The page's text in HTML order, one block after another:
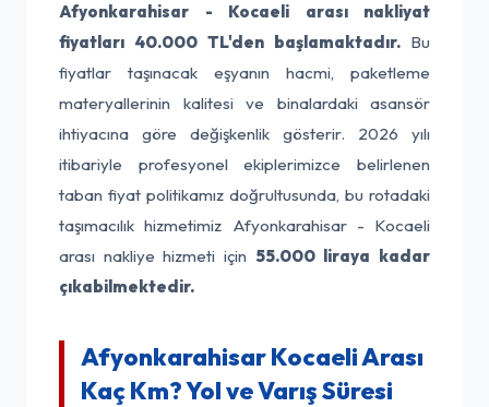
Afyonkarahisar - Kocaeli arası nakliyat
fiyatları 40.000 TL'den başlamaktadır. Bu
fiyatlar taşınacak eşyanın hacmi, paketleme
materyallerinin kalitesi ve binalardaki asansör
ihtiyacına göre değişkenlik gösterir. 2026 yılı
itibariyle profesyonel ekiplerimizce belirlenen
taban fiyat politikamız doğrultusunda, bu rotadaki
taşımacılık hizmetimiz Afyonkarahisar - Kocaeli
arası nakliye hizmeti için 55.000 liraya kadar
çıkabilmektedir.
Afyonkarahisar Kocaeli Arası
Kaç Km? Yol ve Varış Süresi